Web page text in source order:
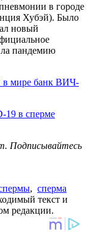
в городе
Хубэй). Было
новый
пандемию
в мире банк ВИЧ-
19 в сперме
Подписывайтесь
, сперма
текст и
редакции.